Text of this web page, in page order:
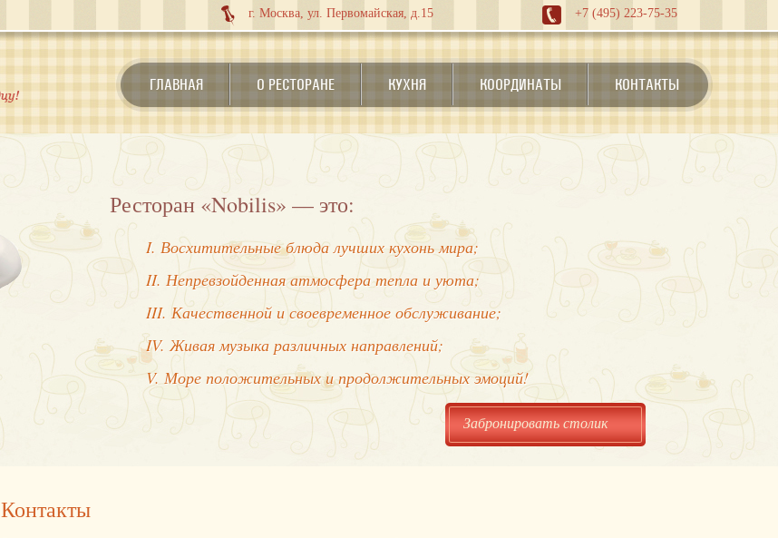
г. Москва, ул. Первомайская, д.15 +7 (495) 223-75-35
ГЛАВНАЯ О РЕСТОРАНЕ КУХНЯ КООРДИНАТЫ КОНТАКТЫ
Ресторан «Nobilis» — это:
I. Восхитительные блюда лучших кухонь мира;
II. Непревзойденная атмосфера тепла и уюта;
III. Качественной и своевременное обслуживание;
IV. Живая музыка различных направлений;
V. Море положительных и продолжительных эмоций!
Забронировать столик
Контакты